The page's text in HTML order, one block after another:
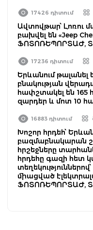
17426 դիտում
Ավտովթար՝ Լոռու
բախվել են «Jeep
ՖՈՏՈՌԵՊՈՐՏԱԺ,
17236 դիտում
Երևանում թալանել
բնակության
հափշտակել են 165
զարդեր և մոտ 10
16883 դիտում
Խոշոր հրդեհ՝
բազմաբնակարան
հրշեջները
հրդեհը գազի հետ
միացված
ՖՈՏՈՌԵՊՈՐՏԱԺ,